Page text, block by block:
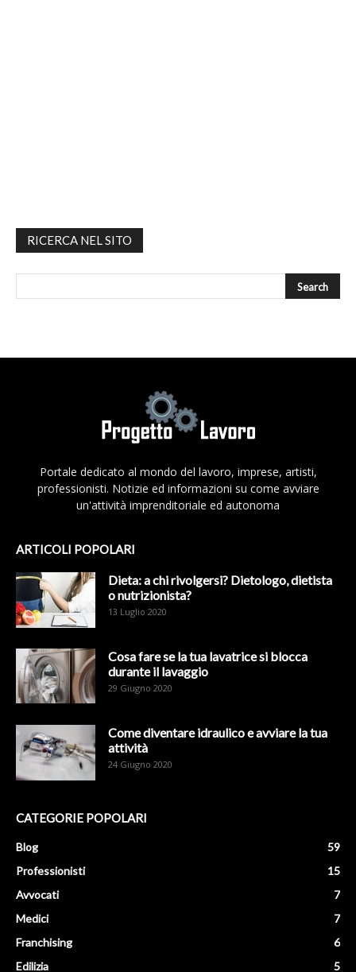
RICERCA NEL SITO
Portale dedicato al mondo del lavoro, imprese, artisti,
professionisti. Notizie ed informazioni su come avviare
un'attività imprenditoriale ed autonoma
ARTICOLI POPOLARI
Dieta: a chi rivolgersi? Dietologo, dietista
o nutrizionista?
13 Luglio 2020
Cosa fare se la tua lavatrice si blocca
durante il lavaggio
29 Giugno 2020
Come diventare idraulico e avviare la tua
attività
24 Giugno 2020
CATEGORIE POPOLARI
Blog
59
Professionisti
15
Avvocati
7
Medici
7
Franchising
6
Edilizia
5